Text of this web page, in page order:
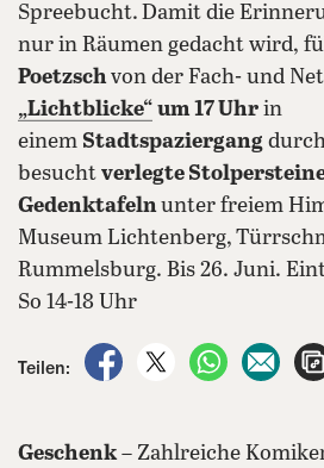
Spreebucht. Damit die
nur in Räumen gedacht wird,
Poetzschvon der Fach- und
„Lichtblicke“ um 17 Uhr in
einem Stadtspaziergang
besucht verlegte
Gedenktafelnunter freiem
Museum Lichtenberg,
Rummelsburg. Bis 26. Juni.
So 14-18 Uhr
Teilen:
auf Facebook teilen
auf X teilen
per per
Geschenk– Zahlreiche